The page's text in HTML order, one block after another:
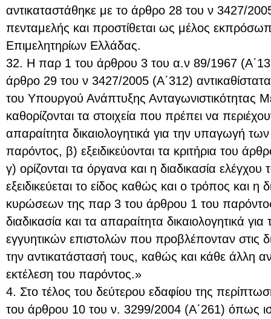
αντικαταστάθηκε με το άρθρο 28 του ν 3427/
πενταμελής και προστίθεται ως μέλος
Επιμελητηρίων Ελλάδας.
32. Η παρ 1 του άρθρου 3 του α.ν 89/1967
άρθρο 29 του ν 3427/2005 (Α΄312)
του Υπουργού Ανάπτυξης Ανταγωνιστικότητας
καθορίζονται τα στοιχεία που πρέπει να
απαραίτητα δικαιολογητικά για την υπαγωγή των
παρόντος, β) εξειδικεύονται τα κριτήρια του
γ) ορίζονται τα όργανα και η διαδικασία
εξειδικεύεται το είδος καθώς και ο τρόπος και η
κυρώσεων της παρ 3 του άρθρου 1 του παρόντος
διαδικασία και τα απαραίτητα δικαιολογητικά
εγγυητικών επιστολών που προβλέπονταν στις
την αντικατάστασή τους, καθώς και κάθε άλλη
εκτέλεση του παρόντος.»
4. Στο τέλος του δεύτερου εδαφίου της
του άρθρου 10 του ν. 3299/2004 (Α΄261) όπως